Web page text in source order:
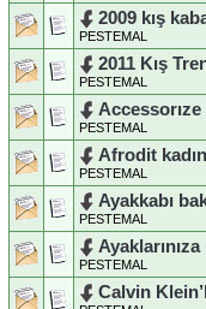
2009 kış
PESTEMAL
2011 Kış
PESTEMAL
PESTEMAL
Afrodit
PESTEMAL
Ayakkabı
PESTEMAL
PESTEMAL
Calvin